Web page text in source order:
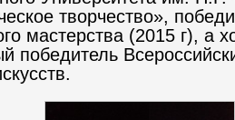
творчество»,
мастерства (2015 г), а
победитель